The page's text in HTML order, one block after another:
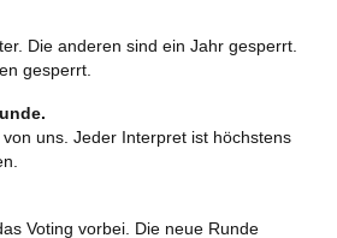
Die anderen sind ein Jahr gesperrt.
gesperrt.
uns. Jeder Interpret ist höchstens
Voting vorbei. Die neue Runde